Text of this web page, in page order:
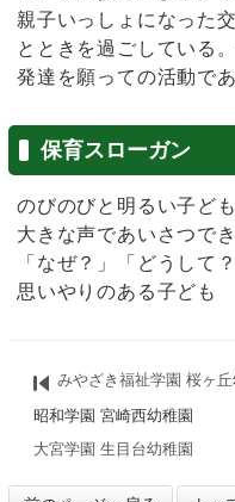
親子いっしょになった
とときを過ごしている
発達を願っての活動であ
保育スローガン
のびのびと明るい子ども
大きな声であいさつで
「なぜ？」「どうして
思いやりのある子ども
みやざき福祉学園 桜ヶ丘
昭和学園 宮崎西幼稚園
大宮学園 生目台幼稚園